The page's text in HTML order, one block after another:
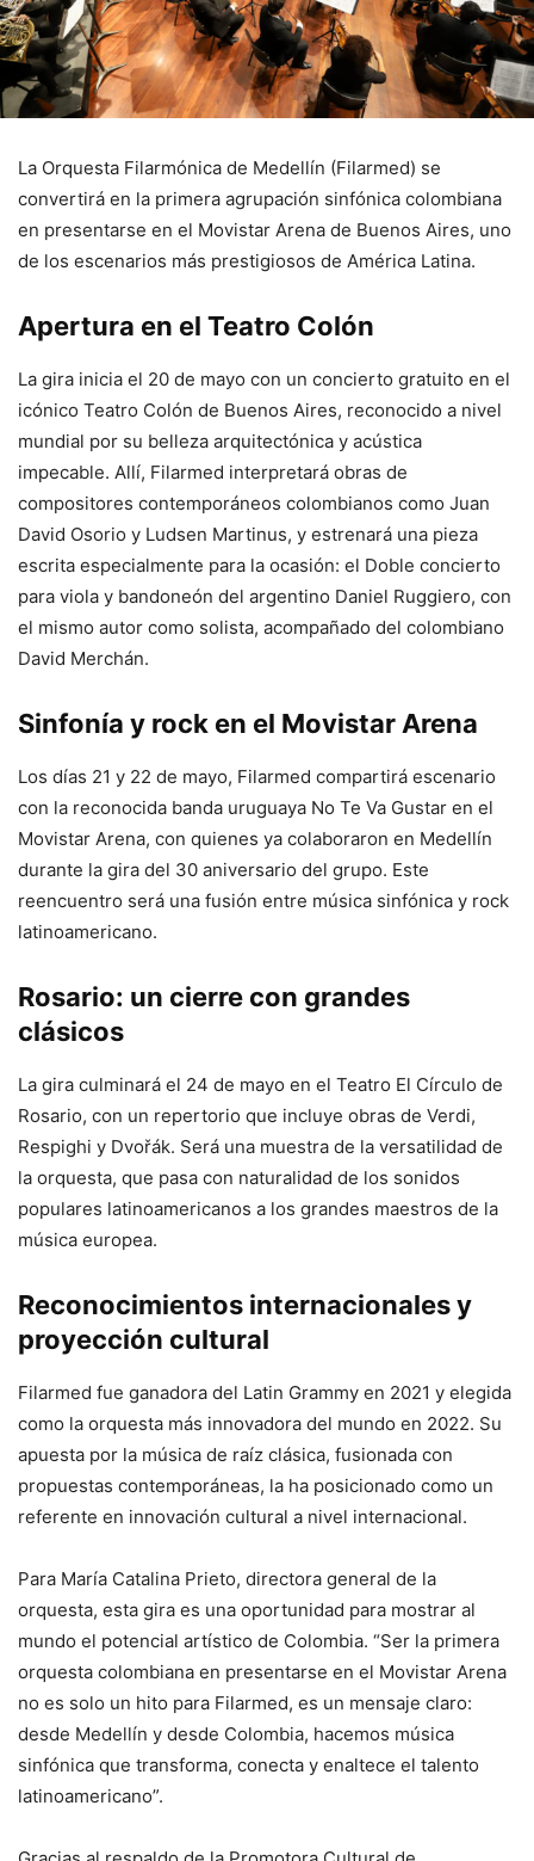
La Orquesta Filarmónica de Medellín (Filarmed) se
convertirá en la primera agrupación sinfónica colombiana
en presentarse en el Movistar Arena de Buenos Aires, uno
de los escenarios más prestigiosos de América Latina.
Apertura en el Teatro Colón
La gira inicia el 20 de mayo con un concierto gratuito en el
icónico Teatro Colón de Buenos Aires, reconocido a nivel
mundial por su belleza arquitectónica y acústica
impecable. Allí, Filarmed interpretará obras de
compositores contemporáneos colombianos como Juan
David Osorio y Ludsen Martinus, y estrenará una pieza
escrita especialmente para la ocasión: el Doble concierto
para viola y bandoneón del argentino Daniel Ruggiero, con
el mismo autor como solista, acompañado del colombiano
David Merchán.
Sinfonía y rock en el Movistar Arena
Los días 21 y 22 de mayo, Filarmed compartirá escenario
con la reconocida banda uruguaya No Te Va Gustar en el
Movistar Arena, con quienes ya colaboraron en Medellín
durante la gira del 30 aniversario del grupo. Este
reencuentro será una fusión entre música sinfónica y rock
latinoamericano.
Rosario: un cierre con grandes
clásicos
La gira culminará el 24 de mayo en el Teatro El Círculo de
Rosario, con un repertorio que incluye obras de Verdi,
Respighi y Dvořák. Será una muestra de la versatilidad de
la orquesta, que pasa con naturalidad de los sonidos
populares latinoamericanos a los grandes maestros de la
música europea.
Reconocimientos internacionales y
proyección cultural
Filarmed fue ganadora del Latin Grammy en 2021 y elegida
como la orquesta más innovadora del mundo en 2022. Su
apuesta por la música de raíz clásica, fusionada con
propuestas contemporáneas, la ha posicionado como un
referente en innovación cultural a nivel internacional.
Para María Catalina Prieto, directora general de la
orquesta, esta gira es una oportunidad para mostrar al
mundo el potencial artístico de Colombia. “Ser la primera
orquesta colombiana en presentarse en el Movistar Arena
no es solo un hito para Filarmed, es un mensaje claro:
desde Medellín y desde Colombia, hacemos música
sinfónica que transforma, conecta y enaltece el talento
latinoamericano”.